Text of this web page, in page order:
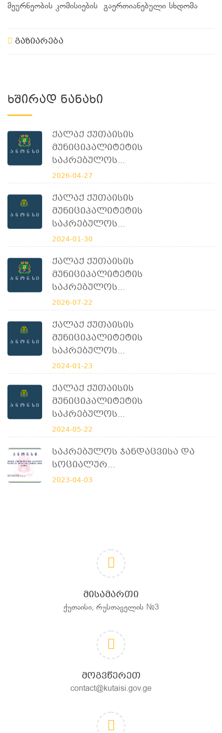
მეურნეობის კომისიების გაერთიანებული სხდომა
გაზიარება
Ხშირად Ნანახი
Ქალაქ Ქუთაისის
Მუნიციპალიტეტის
Საკრებულოს...
2026-04-27
Ქალაქ Ქუთაისის
Მუნიციპალიტეტის
Საკრებულოს...
2024-01-30
Ქალაქ Ქუთაისის
Მუნიციპალიტეტის
Საკრებულოს...
2026-07-22
Ქალაქ Ქუთაისის
Მუნიციპალიტეტის
Საკრებულოს...
2024-01-23
Ქალაქ Ქუთაისის
Მუნიციპალიტეტის
Საკრებულოს...
2024-05-22
Საკრებულოს Ჯანდაცვისა Და
Სოციალურ...
2023-04-03
ᲛᲘᲡᲐᲛᲐᲠᲗᲘ
ქუთაისი, რუსთაველის №3
ᲛᲝᲒᲕᲬᲔᲠᲔᲗ
contact@kutaisi.gov.ge